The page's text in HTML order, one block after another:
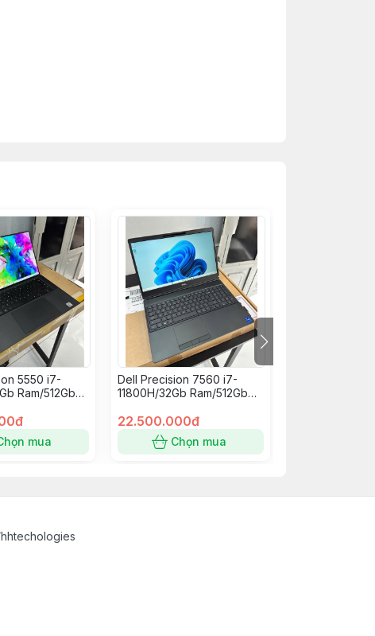
5550 i7-
Ram/512Gb
mua
Dell Precision 7560 i7-
11800H/32Gb Ram/512Gb
6Gb/15.6” FullHD
22.500.000đ
Chọn mua